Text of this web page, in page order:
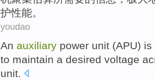
护性能。
youdao
An auxiliary power unit (APU) is
to maintain a desired voltage
unit.